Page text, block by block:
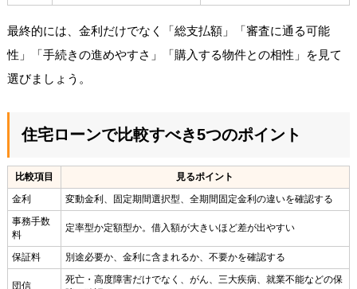
最終的には、金利だけでなく「総支払額」「審査に通る可能
性」「手続きの進めやすさ」「購入する物件との相性」を見て
選びましょう。
住宅ローンで比較すべき5つのポイント
比較項目
見るポイント
金利
変動金利、固定期間選択型、全期間固定金利の違いを確認する
事務手数
料
定率型か定額型か。借入額が大きいほど差が出やすい
保証料 別途必要か、金利に含まれるか、不要かを確認する
団信
死亡・高度障害だけでなく、がん、三大疾病、就業不能などの保